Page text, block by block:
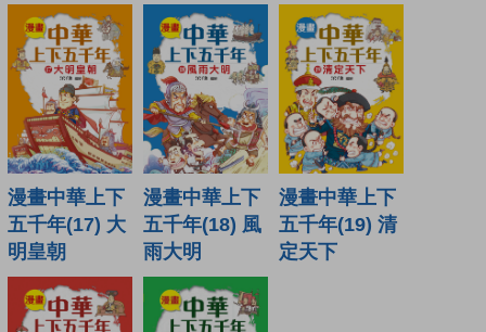
漫畫中華上下
五千年(17) 大
明皇朝
漫畫中華上下
五千年(18) 風
雨大明
漫畫中華上下
五千年(19) 清
定天下